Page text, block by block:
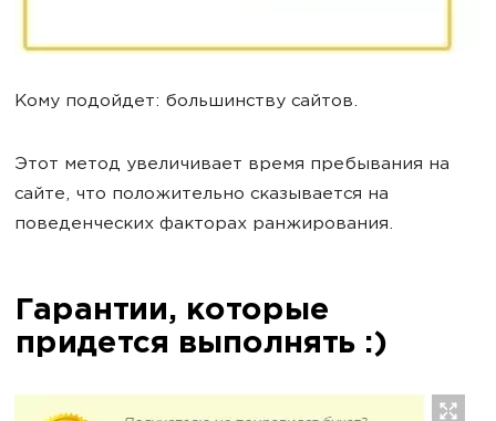
Кому подойдет: большинству сайтов.
Этот метод увеличивает время пребывания на
сайте, что положительно сказывается на
поведенческих факторах ранжирования.
Гарантии, которые
придется выполнять :)